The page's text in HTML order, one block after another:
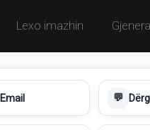
Lexo imazhin
Email 💬